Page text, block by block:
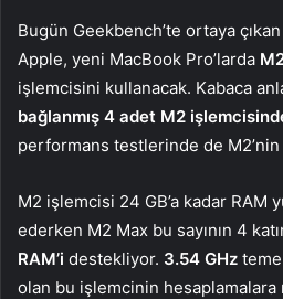
Bugün Geekbench’te ortaya
Apple, yeni MacBook Pro’larda
işlemcisini kullanacak. Kabaca
bağlanmış 4 adet M2
performans testlerinde de
M2 işlemcisi 24 GB’a kadar RAM
ederken M2 Max bu sayının 4
RAM’i destekliyor. 3.54 GHz
olan bu işlemcinin hesaplamalara